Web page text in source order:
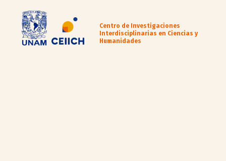
Centro de Investigaciones
Interdisciplinarias en Ciencias y
Humanidades